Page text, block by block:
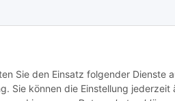
Sie den Einsatz folgender Dienste
Sie können die Einstellung